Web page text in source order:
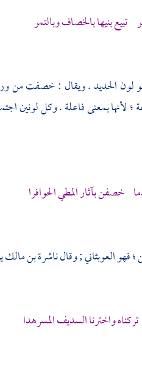
تبيع بنيها بالخصاف وبالتمر
لون الحديد . ويقال : خصفت من
؛ لأنها بمعنى فاعلة . وكل لونين
خصفن بآثار المطي الحوافرا
العوبثاني ; وقالناشرة بن مالك
واخترنا السديف المسرهدا